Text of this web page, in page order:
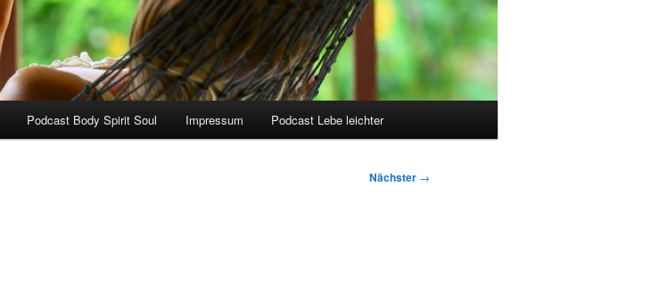
Podcast Body Spirit Soul Impressum Podcast Lebe leichter
Nächster →